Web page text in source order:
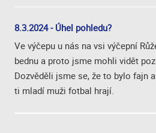
8.3.2024 - Úhel pohledu?
Ve výčepu u nás na vsi výčepní
bednu a proto jsme mohli vidět
Dozvěděli jsme se, že to bylo fajn
ti mladí muži fotbal hrají.